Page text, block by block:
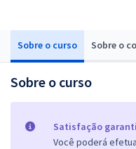
Sobre o curso Sobre o
Sobre o curso
Satisfação
Você poderá